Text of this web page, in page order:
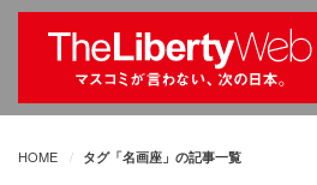
HOME タグ「名画座」の記事一覧